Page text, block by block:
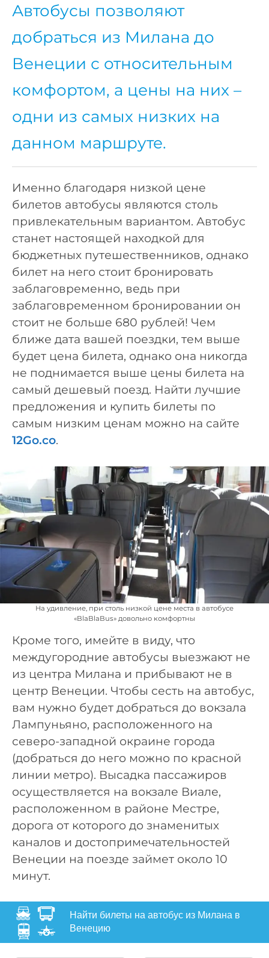
Автобусы позволяют
добраться из Милана до
Венеции с относительным
комфортом, а цены на них –
одни из самых низких на
данном маршруте.
Именно благодаря низкой цене
билетов автобусы являются столь
привлекательным вариантом. Автобус
станет настоящей находкой для
бюджетных путешественников, однако
билет на него стоит бронировать
заблаговременно, ведь при
заблаговременном бронировании он
стоит не больше 680 рублей! Чем
ближе дата вашей поездки, тем выше
будет цена билета, однако она никогда
не поднимается выше цены билета на
самый дешевый поезд. Найти лучшие
предложения и купить билеты по
самым низким ценам можно на сайте
12Go.co.
На удивление, при столь низкой цене места в автобусе
«BlaBlaBus» довольно комфортны
Кроме того, имейте в виду, что
междугородние автобусы выезжают не
из центра Милана и прибывают не в
центр Венеции. Чтобы сесть на автобус,
вам нужно будет добраться до вокзала
Лампуньяно, расположенного на
северо-западной окраине города
(добраться до него можно по красной
линии метро). Высадка пассажиров
осуществляется на вокзале Виале,
расположенном в районе Местре,
дорога от которого до знаменитых
каналов и достопримечательностей
Венеции на поезде займет около 10
минут.
Найти билеты на автобус из Милана в
Венецию